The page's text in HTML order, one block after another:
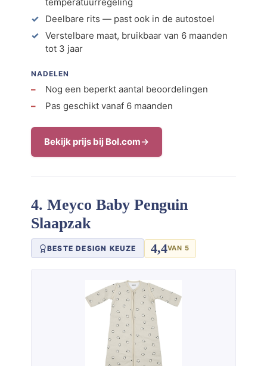
Deelbare rits — past ook in de autostoel
Verstelbare maat, bruikbaar van 6 maanden
tot 3 jaar
NADELEN
Nog een beperkt aantal beoordelingen
Pas geschikt vanaf 6 maanden
Bekijk prijs bij Bol.com
4. Meyco Baby Penguin
Slaapzak
BESTE DESIGN KEUZE 4,4VAN 5